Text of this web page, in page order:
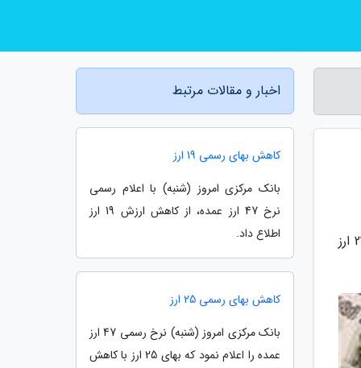
به گزارش مجله سرگرمی، بانک مرکزی امروز (چهارشنبه) بهای رسمی 47 ارز عمده را اظهار داشت که بر اساس آن، نرخ 23 ارز
اخبار و مقالات مرتبط
کاهش بهای رسمی 19 ارز
بانک مرکزی امروز (شنبه) با اعلام رسمی
نرخ 47 ارز عمده، از کاهش ارزش 19 ارز
اطلاع داد.
کاهش بهای رسمی 25 ارز
بانک مرکزی امروز (شنبه) نرخ رسمی 47 ارز
عمده را اعلام نمود که بهای 25 ارز با کاهش